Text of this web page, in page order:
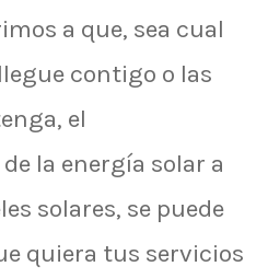
a que, sea cual
contigo o las
el
la energía solar a
solares, se puede
quiera tus servicios